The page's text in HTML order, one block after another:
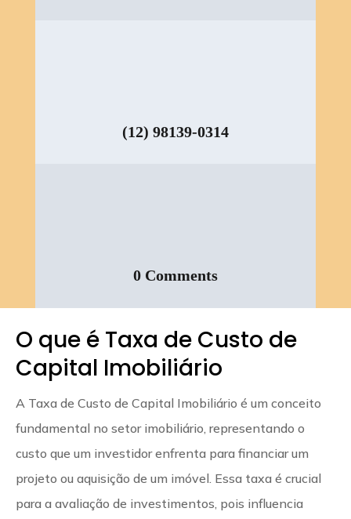
(12) 98139-0314
0 Comments
O que é Taxa de Custo de
Capital Imobiliário
A Taxa de Custo de Capital Imobiliário é um conceito
fundamental no setor imobiliário, representando o
custo que um investidor enfrenta para financiar um
projeto ou aquisição de um imóvel. Essa taxa é crucial
para a avaliação de investimentos, pois influencia